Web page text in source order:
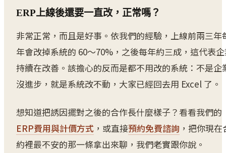
ERP上線後還要一直改，正常嗎？
非常正常，而且是好事。依我們的經驗，上線前兩三年
年會改掉系統的 60～70%，之後每年約三成，這代表
持續在改善。該擔心的反而是都不用改的系統：不是企
沒進步，就是系統改不動，大家已經回去用 Excel 了。
想知道把誘因擺對之後的合作長什麼樣子？看看我們的
ERP費用與計價方式 ，或直接預約免費諮詢 ，把你現在
約裡最不安的那一條拿出來聊，我們老實跟你說。